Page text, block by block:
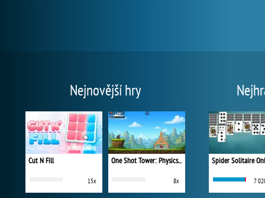
Nejnovější hry
Cut N Fill
15x
One Shot Tower: Physics Destroyer
8x
Spider Solitaire
7